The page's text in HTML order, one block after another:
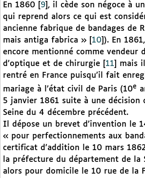
En 1860
9 , il cède son négoce à
qui reprend alors ce qui est
ancienne fabrique de bandages de
mais antiga fabrica »
10 ). En
encore mentionné comme vendeur
d’optique et de chirurgie
11
mais
rentré en France puisqu’il fait
mariage à l’état civil de Paris (10e
5 janvier 1861 suite à une décision
Seine du 4 décembre précédent.
Il dépose un brevet d’invention le
« pour perfectionnements aux
certificat d’addition le 10 mars
la préfecture du département de la
alors pour domicile le 10 rue de la